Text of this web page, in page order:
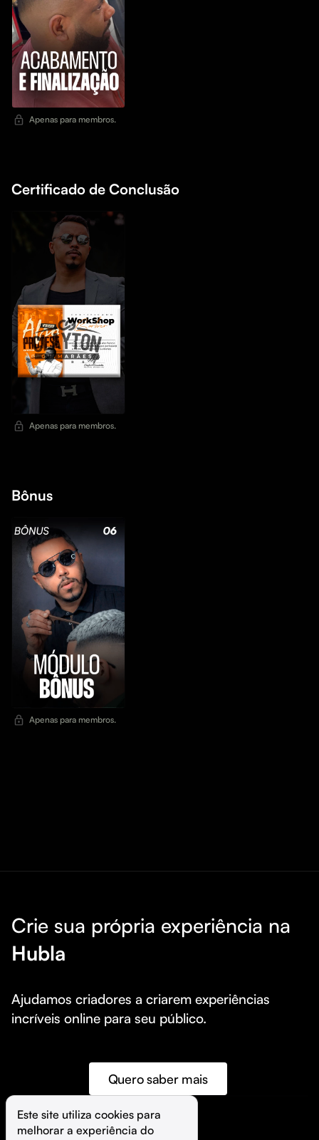
Apenas para membros.
Certificado de Conclusão
Apenas para membros.
Bônus
Apenas para membros.
Crie sua própria experiência na
Hubla
Ajudamos criadores a criarem experiências
incríveis online para seu público.
Quero saber mais
Este site utiliza cookies para
melhorar a experiência do